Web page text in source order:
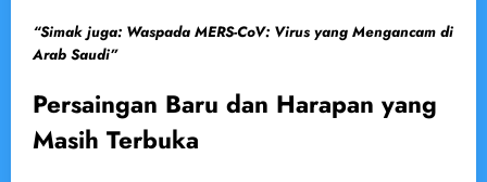
“Simak juga: Waspada MERS-CoV: Virus yang Mengancam di
Arab Saudi”
Persaingan Baru dan Harapan yang
Masih Terbuka